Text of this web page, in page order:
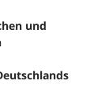
und